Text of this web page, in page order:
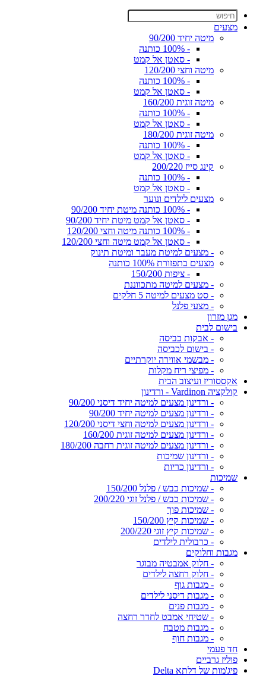
מצעים
מיטה יחיד 90/200
- 100% כותנה
- סאטן אל קמט
מיטה וחצי 120/200
- 100% כותנה
- סאטן אל קמט
מיטה זוגית 160/200
- 100% כותנה
- סאטן אל קמט
מיטה זוגית 180/200
- 100% כותנה
- סאטן אל קמט
קינג סייז 200/220
- 100% כותנה
- סאטן אל קמט
מצעים לילדים ונוער
- 100% כותנה מיטת יחיד 90/200
- סאטן אל קמט מיטת יחיד 90/200
- 100% כותנה מיטה וחצי 120/200
- סאטן אל קמט מיטה וחצי 120/200
- מצעים למיטת מעבר ומיטת תינוק
מצעים בתפזורת 100% כותנה
- ציפות 150/200
- מצעים למיטה מתכווננת
- סט מצעים למיטה 5 חלקים
- מצעי פלנל
מגן מזרון
בישום לבית
- אבקות כביסה
- בישום לכביסה
- מבשמי אווירה יוקרתיים
- מפיצי ריח מקלות
אקססוריז ועיצוב הבית
קולקציה Vardinon - ורדינון
- ורדינון מצעים למיטה יחיד דיסני 90/200
- ורדינון מצעים למיטה יחיד 90/200
- ורדינון מצעים למיטה וחצי דיסני 120/200
- ורדינון מצעים למיטה זוגית 160/200
- ורדינון מצעים למיטה זוגית רחבה 180/200
- ורדינון שמיכות
- ורדינון כריות
שמיכות
- שמיכות כבש / פלנל 150/200
- שמיכות כבש / פלנל זוגי 200/220
- שמיכות פוך
- שמיכות קיץ 150/200
- שמיכות קיץ זוגי 200/220
- כרבולית לילדים
מגבות וחלוקים
- חלוק אמבטיה מבוגר
- חלוק רחצה לילדים
- מגבות גוף
- מגבות דיסני לילדים
- מגבות פנים
- שטיחי אמבט לחדר רחצה
- מגבות מטבח
- מגבות חוף
חד פעמי
פוליז גרביים
פיג'מות של דלתא Delta